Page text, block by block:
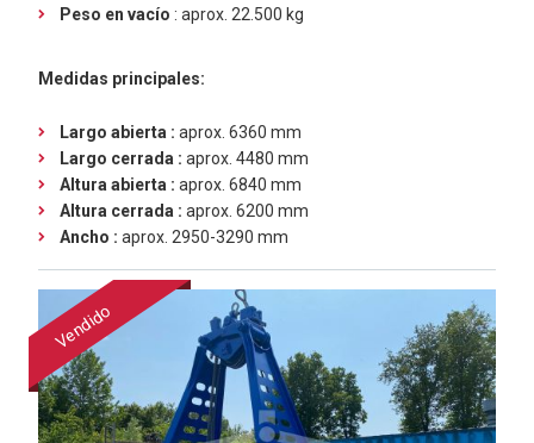
Peso en vacío : aprox. 22.500 kg
Medidas principales:
Largo abierta : aprox. 6360 mm
Largo cerrada : aprox. 4480 mm
Altura abierta : aprox. 6840 mm
Altura cerrada : aprox. 6200 mm
Ancho : aprox. 2950-3290 mm
Vendido